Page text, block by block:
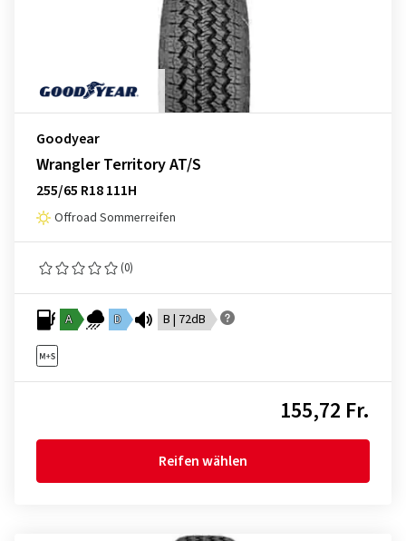
Goodyear
Wrangler Territory AT/S
255/65 R18 111H
Offroad Sommerreifen
(0)
A D B | 72dB
155,72 Fr.
Reifen wählen